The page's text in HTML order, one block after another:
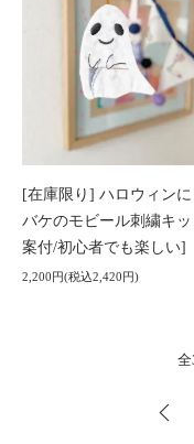
[在庫限り] ハロウィン
バケのモビール刺繍キッ
案付/初心者でも楽しい]
2,200円(税込2,420円)
全